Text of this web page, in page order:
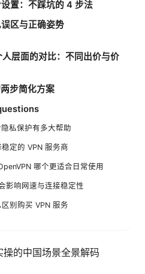
置：不踩坑的 4 步法
区与正确姿势
层面的对比：不同出价与价
步简化方案
私保护有多大帮助
定的 VPN 服务商
哪个更适合日常使用
影响网速与连接稳定性
别购买 VPN 服务
的中国场景全景解码